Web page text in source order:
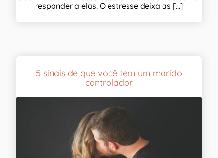
responder a elas. O estresse deixa as [...]
5 sinais de que você tem um marido
controlador